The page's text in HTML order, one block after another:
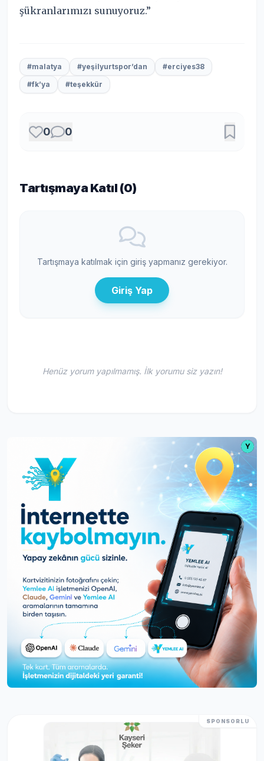
şükranlarımızı sunuyoruz.”
#malatya #yeşilyurtspor’dan
#erciyes38
#fk’ya
#teşekkür
0 0
Tartışmaya Katıl (0)
Tartışmaya katılmak için giriş yapmanız gerekiyor.
Giriş Yap
Henüz yorum yapılmamış. İlk yorumu siz yazın!
SPONSORLU